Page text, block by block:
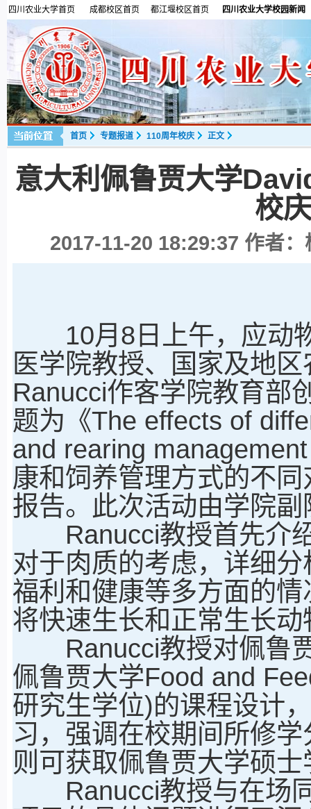
四川农业大学首页 成都校区首页 都江堰校区首页 四川农业大学校园新闻
首页 专题报道 110周年校庆 正文
意大利佩鲁贾大学
校
2017-11-20 18:29:37 作者：
10月8日上午，应动物
医学院教授、国家及地
Ranucci作客学院教育部
题为《The effects of
and rearing
康和饲养管理方式的不
报告。此次活动由学院
Ranucci教授首先介绍
对于肉质的考虑，详细
福利和健康等多方面的
将快速生长和正常生长
Ranucci教授对佩鲁贾
佩鲁贾大学Food and
研究生学位)的课程设计
习，强调在校期间所修
则可获取佩鲁贾大学硕士
Ranucci教授与在场同